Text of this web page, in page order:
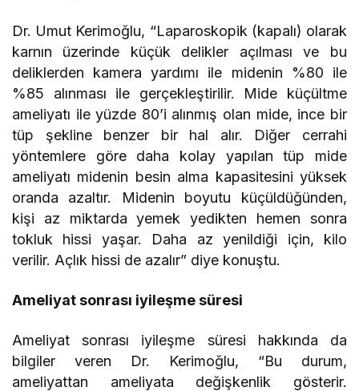
Dr. Umut Kerimoğlu, “Laparoskopik (kapalı) olarak
karnın üzerinde küçük delikler açılması ve bu
deliklerden kamera yardımı ile midenin %80 ile
%85 alınması ile gerçekleştirilir. Mide küçültme
ameliyatı ile yüzde 80’i alınmış olan mide, ince bir
tüp şekline benzer bir hal alır. Diğer cerrahi
yöntemlere göre daha kolay yapılan tüp mide
ameliyatı midenin besin alma kapasitesini yüksek
oranda azaltır. Midenin boyutu küçüldüğünden,
kişi az miktarda yemek yedikten hemen sonra
tokluk hissi yaşar. Daha az yenildiği için, kilo
verilir. Açlık hissi de azalır” diye konuştu.
Ameliyat sonrası iyileşme süresi
Ameliyat sonrası iyileşme süresi hakkında da
bilgiler veren Dr. Kerimoğlu, “Bu durum,
ameliyattan ameliyata değişkenlik gösterir.